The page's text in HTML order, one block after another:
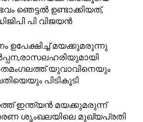
ഞെട്ടൽ ഉണ്ടാക്കിയത്,
പി വിജയൻ
ഉപേക്ഷിച്ച് മയക്കുമരുന്നു
യുവാവിനെയും
പിടികൂടി
ഇന്ത്യന്‍ മയക്കുമരുന്ന്
ശൃംഖലയിലെ മുഖ്യപ്രതി